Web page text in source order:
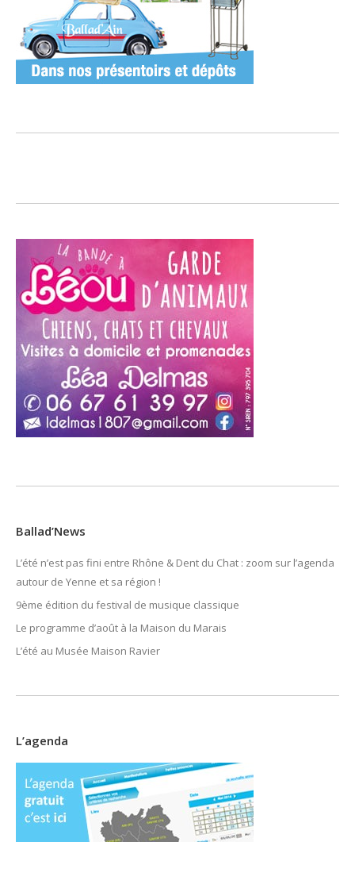
Ballad’News
L’été n’est pas fini entre Rhône & Dent du Chat : zoom sur l’agenda
autour de Yenne et sa région !
9ème édition du festival de musique classique
Le programme d’août à la Maison du Marais
L’été au Musée Maison Ravier
L’agenda